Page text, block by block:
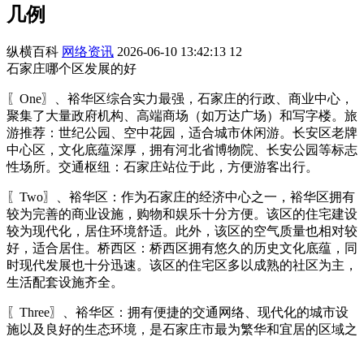
几例
纵横百科 网络资讯 2026-06-10 13:42:13 12
石家庄哪个区发展的好
〖One〗、裕华区综合实力最强，石家庄的行政、商业中心，
聚集了大量政府机构、高端商场（如万达广场）和写字楼。旅
游推荐：世纪公园、空中花园，适合城市休闲游。长安区老牌
中心区，文化底蕴深厚，拥有河北省博物院、长安公园等标志
性场所。交通枢纽：石家庄站位于此，方便游客出行。
〖Two〗、裕华区：作为石家庄的经济中心之一，裕华区拥有
较为完善的商业设施，购物和娱乐十分方便。该区的住宅建设
较为现代化，居住环境舒适。此外，该区的空气质量也相对较
好，适合居住。桥西区：桥西区拥有悠久的历史文化底蕴，同
时现代发展也十分迅速。该区的住宅区多以成熟的社区为主，
生活配套设施齐全。
〖Three〗、裕华区：拥有便捷的交通网络、现代化的城市设
施以及良好的生态环境，是石家庄市最为繁华和宜居的区域之